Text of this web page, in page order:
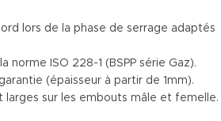
lors de la phase de serrage adaptés
norme ISO 228-1 (BSPP série Gaz).
(épaisseur à partir de 1mm).
larges sur les embouts mâle et femelle.